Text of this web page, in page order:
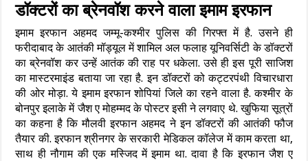
डॉक्टरों का ब्रेनवॉश करने वाला इमाम इरफान
इमाम इरफान अहमद जम्मू-कश्मीर पुलिस की गिरफ्त में है. उसने ही
फरीदाबाद के आतंकी मॉड्यूल में शामिल अल फलाह यूनिवर्सिटी के डॉक्टरों
का ब्रेनवॉश कर उन्हें आतंक की राह पर धकेला. उसे ही इस पूरी साजिश
का मास्टरमाइंड बताया जा रहा है. इन डॉक्टरों को कट्टरपंथी विचारधारा
की ओर मोड़ा. ये इमाम इरफान शोपियां जिले का रहने वाला है. कश्मीर के
बोनपुर इलाके में जैश ए मोहम्मद के पोस्टर इसी ने लगवाए थे. खुफिया सूत्रों
का कहना है कि मौलवी इरफान अहमद ने इन डॉक्टरों की आतंकी फौज
तैयार की. इरफान श्रीनगर के सरकारी मेडिकल कॉलेज में काम करता था,
साथ ही नौगाम की एक मस्जिद में इमाम था. दावा है कि इरफान जैश ए